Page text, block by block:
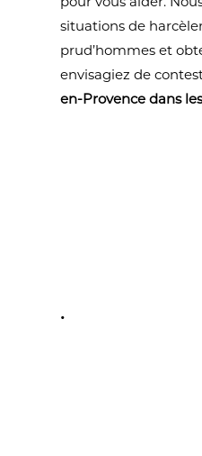
pour vous aider.
situations de
prud’hommes et
envisagiez de
en-Provence dans
.